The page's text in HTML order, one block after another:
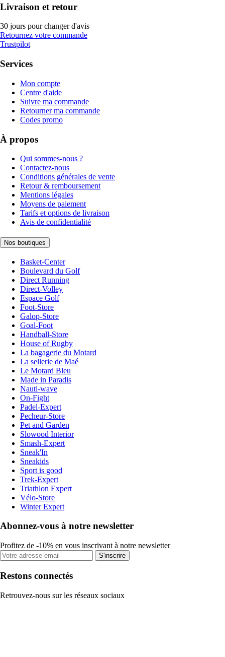
Livraison et retour
30 jours pour changer d'avis
Retournez votre commande
Trustpilot
Services
Mon compte
Centre d'aide
Suivre ma commande
Retourner ma commande
Codes promo
À propos
Qui sommes-nous ?
Contactez-nous
Conditions générales de vente
Retour & remboursement
Mentions légales
Moyens de paiement
Tarifs et options de livraison
Avis de confidentialité
Nos boutiques
Basket-Center
Boulevard du Golf
Direct Running
Direct-Volley
Espace Golf
Foot-Store
Galop-Store
Goal-Foot
Handball-Store
House of Rugby
La bagagerie du Motard
La sellerie de Maé
Le Motard Bleu
Made in Paradis
Nauti-wave
On-Fight
Padel-Expert
Pecheur-Store
Pet and Garden
Slowood Interior
Smash-Expert
Sneak'In
Sneakids
Sport is good
Trek-Expert
Triathlon Expert
Vélo-Store
Winter Expert
Abonnez-vous à notre newsletter
Profitez de -10% en vous inscrivant à notre newsletter
S'inscrire
Restons connectés
Retrouvez-nous sur les réseaux sociaux